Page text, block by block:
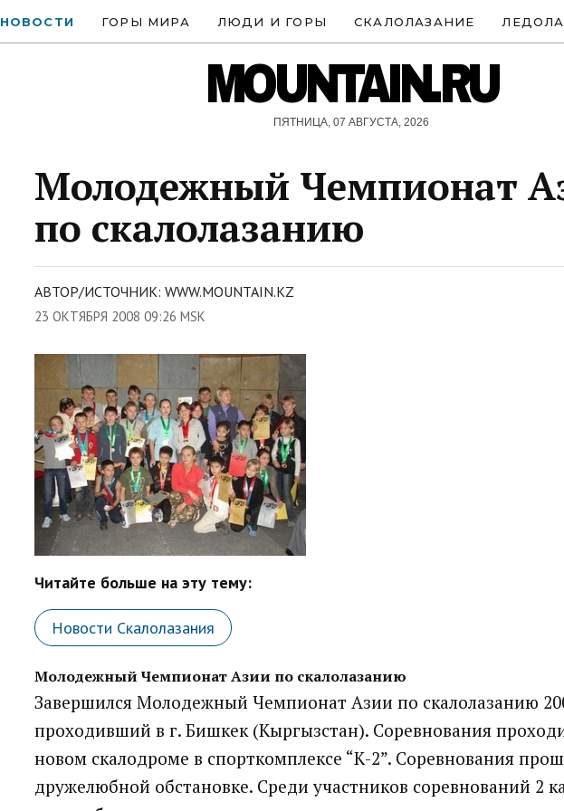
НОВОСТИ ГОРЫ МИРА ЛЮДИ И ГОРЫ СКАЛОЛАЗАНИЕ
MOUNTAIN.RU
ПЯТНИЦА, 07 АВГУСТА, 2026
Молодежный Чемпионат
по скалолазанию
АВТОР/ИСТОЧНИК: WWW.MOUNTAIN.KZ
23 ОКТЯБРЯ 2008 09:26 MSK
Читайте больше на эту тему:
Новости Скалолазания
Молодежный Чемпионат Азии по скалолазанию
Завершился Молодежный Чемпионат Азии по скалолазанию
проходивший в г. Бишкек (Кыргызстан). Соревнования
новом скалодроме в спорткомплексе “К-2”. Соревнования
дружелюбной обстановке. Среди участников соревнований 2